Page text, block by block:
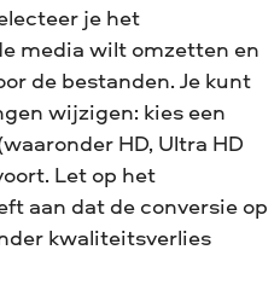
je het
media wilt omzetten en
de bestanden. Je kunt
wijzigen: kies een
HD, Ultra HD
Let op het
aan dat de conversie op
kwaliteitsverlies